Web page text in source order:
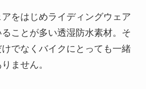
をはじめライディングウェア
ことが多い透湿防水素材。そ
でなくバイクにとっても一緒
ません。